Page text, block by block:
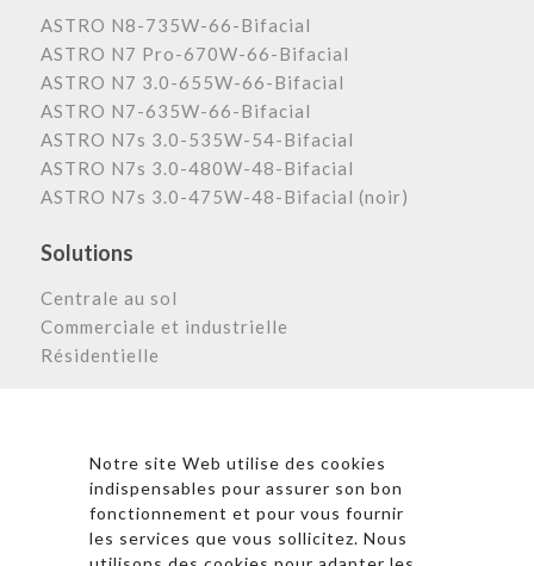
Notre site Web utilise des cookies
indispensables pour assurer son bon
fonctionnement et pour vous fournir
les services que vous sollicitez. Nous
ASTRO N8-735W-66-Bifacial
ASTRO N7 Pro-670W-66-Bifacial
ASTRO N7 3.0-655W-66-Bifacial
ASTRO N7-635W-66-Bifacial
ASTRO N7s 3.0-535W-54-Bifacial
ASTRO N7s 3.0-480W-48-Bifacial
ASTRO N7s 3.0-475W-48-Bifacial (noir)
Solutions
Centrale au sol
Commerciale et industrielle
Résidentielle
* En cliquant sur « S’inscrire », j’accepte la politique de